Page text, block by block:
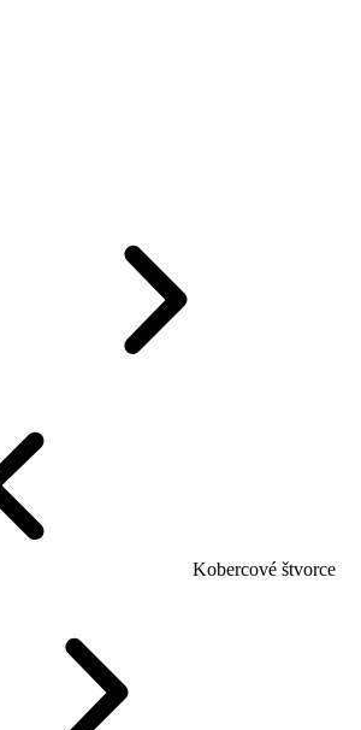
Kobercové štvorce